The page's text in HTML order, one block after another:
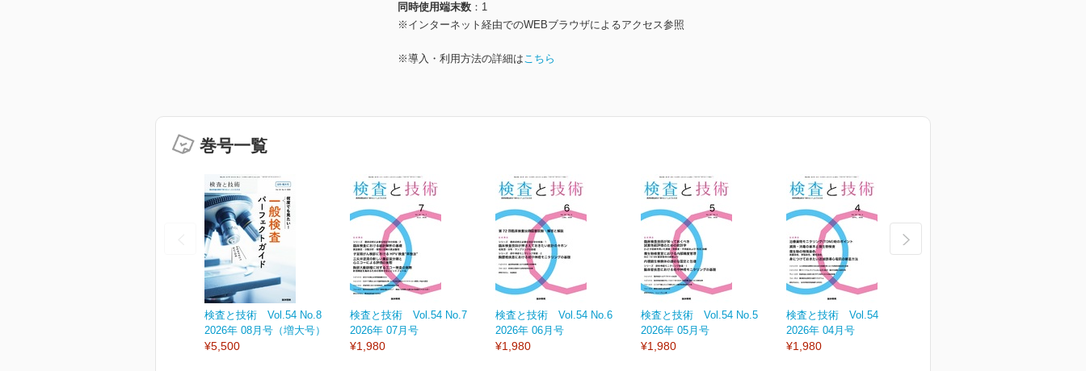
同時使用端末数
1
※インターネット経由でのWEBブラウザによるアクセス参照
※導入・利用方法の詳細はこちら
巻号一覧
検査と技術 Vol.54 No.8
2026年 08月号（増大号）
¥5,500
検査と技術 Vol.54 No.7
2026年 07月号
¥1,980
検査と技術 Vol.54 No.6
2026年 06月号
¥1,980
検査と技術 Vol.54 No.5
2026年 05月号
¥1,980
検査と技術 Vol.54 No.4
2026年 04月号
¥1,980